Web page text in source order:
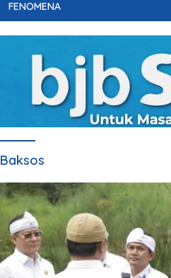
FENOMENA
Baksos